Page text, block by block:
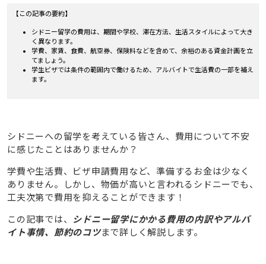
【この記事の要約】
シドニー留学の費用は、期間や学校、滞在方法、生活スタイルによって大き
く異なります。
学費、家賃、食費、航空券、保険料などを含めて、余裕のある資金計画を立
てましょう。
学生ビザでは条件の範囲内で働けるため、アルバイトで生活費の一部を補え
ます。
シドニーへの留学を考えている皆さん、費用について不安
に感じたことはありませんか？
学費や生活費、ビザ申請費用など、準備するお金は少なく
ありません。しかし、物価が高いと言われるシドニーでも、
工夫次第で費用を抑えることができます！
この記事では、 シドニー留学にかかる費用の内訳やアルバ
イト事情、節約のコツまで詳しく解説します。